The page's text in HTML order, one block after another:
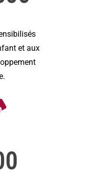
et aux